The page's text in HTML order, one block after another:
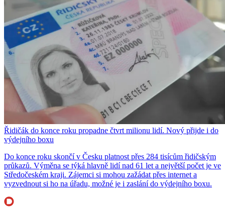
Řidičák do konce roku propadne čtvrt milionu lidí. Nový přijde i do
výdejního boxu
Do konce roku skončí v Česku platnost přes 284 tisícům řidičským
průkazů. Výměna se týká hlavně lidí nad 61 let a největší počet je ve
Středočeském kraji. Zájemci si mohou zažádat přes internet a
vyzvednout si ho na úřadu, možné je i zaslání do výdejního boxu.